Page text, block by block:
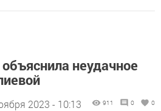
неудачное
2023 - 10:13 911 0 0